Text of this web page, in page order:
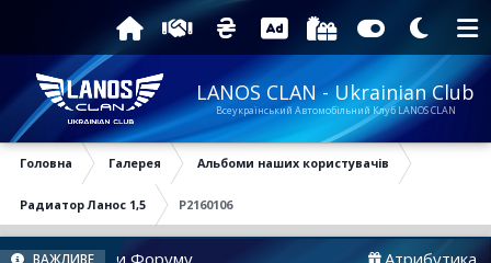
LANOS CLAN - Ukrainian Club
Всеукраїнський Автомобільний Клуб LANOS CLAN
Головна Галерея Альбоми наших користувачів
Радиатор Ланос 1,5 P2160106
ВАЖЛИВЕ
Новини Форуму Атрибутика